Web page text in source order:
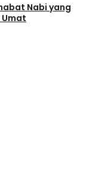
Nabi yang
Umat